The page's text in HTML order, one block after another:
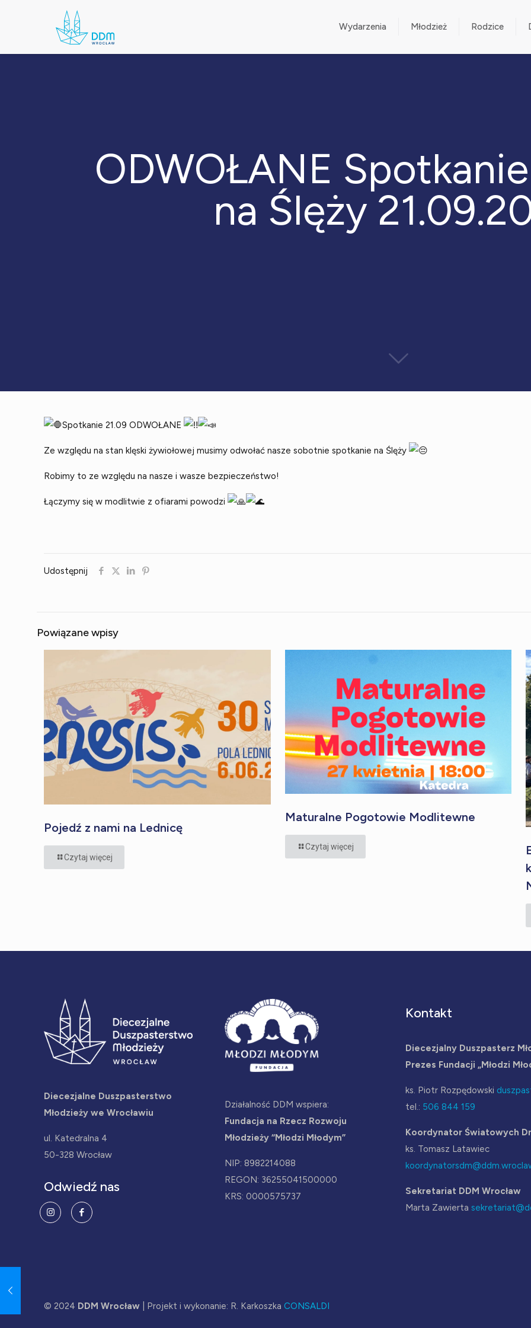
Wydarzenia Młodzież Rodzice
ODWOŁANE
na Ślęży
Spotkanie 21.09 ODWOŁANE
Ze względu na stan klęski żywiołowej musimy odwołać nasze sobotnie spotkanie na Ślęży
Robimy to ze względu na nasze i wasze bezpieczeństwo!
Łączymy się w modlitwie z ofiarami powodzi
Udostępnij
Powiązane wpisy
Pojedź z nami na Lednicę
Czytaj więcej
Maturalne Pogotowie Modlitewne
Czytaj więcej
Diecezjalne Duszpasterstwo
Młodzieży we Wrocławiu
ul. Katedralna 4
50-328 Wrocław
Odwiedź nas
Działalność DDM wspiera:
Fundacja na Rzecz Rozwoju
Młodzieży “Młodzi Młodym”
NIP: 8982214088
REGON: 36255041500000
KRS: 0000575737
Kontakt
Diecezjalny Duszpasterz
Prezes Fundacji „Młodzi
ks. Piotr Rozpędowski
tel.: 506 844 159
Koordynator Światowych
ks. Tomasz Latawiec
Sekretariat DDM Wrocław
Marta Zawierta
© 2024 DDM Wrocław | Projekt i wykonanie: R. Karkoszka CONSALDI